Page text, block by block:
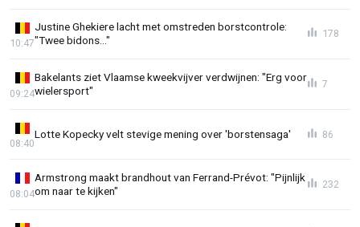
Justine Ghekiere lacht met omstreden borstcontrole:
"Twee bidons..."
10:47
178
Bakelants ziet Vlaamse kweekvijver verdwijnen: "Erg voor
wielersport"
09:24
7
Lotte Kopecky velt stevige mening over 'borstensaga'
08:40
86
Armstrong maakt brandhout van Ferrand-Prévot: "Pijnlijk
om naar te kijken"
08:04
232